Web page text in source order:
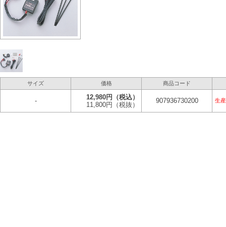
サイズ 価格 商品コード
- 12,980円
（税込）
11,800円
（税抜）
907936730200 生